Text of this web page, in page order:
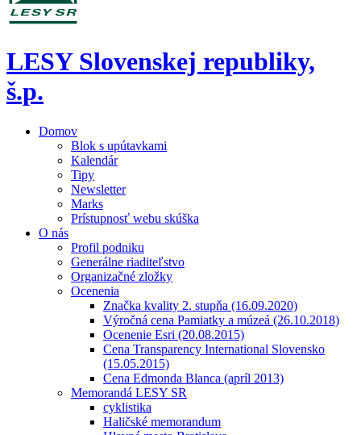
LESY Slovenskej republiky,
š.p.
Domov
Blok s upútavkami
Kalendár
Tipy
Newsletter
Marks
Prístupnosť webu skúška
O nás
Profil podniku
Generálne riaditeľstvo
Organizačné zložky
Ocenenia
Značka kvality 2. stupňa (16.09.2020)
Výročná cena Pamiatky a múzeá (26.10.2018)
Ocenenie Esri (20.08.2015)
Cena Transparency International Slovensko
(15.05.2015)
Cena Edmonda Blanca (apríl 2013)
Memorandá LESY SR
cyklistika
Haličské memorandum